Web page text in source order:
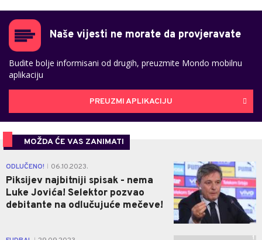
Naše vijesti ne morate da provjeravate
Budite bolje informisani od drugih, preuzmite Mondo mobilnu
aplikaciju
PREUZMI APLIKACIJU
MOŽDA ĆE VAS ZANIMATI
ODLUČENO! 06.10.2023.
Piksijev najbitniji spisak - nema
Luke Jovića! Selektor pozvao
debitante na odlučujuće mečeve!
0
1